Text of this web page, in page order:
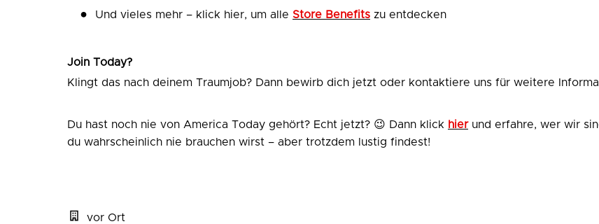
Und vieles mehr – klick hier, um alle Store Benefits zu entdecken
Join Today?
Klingt das nach deinem Traumjob? Dann bewirb dich jetzt oder kontaktiere uns für weitere
Du hast noch nie von America Today gehört? Echt jetzt? 😉 Dann klick hierund erfahre, wer wir
du wahrscheinlich nie brauchen wirst – aber trotzdem lustig findest!
vor Ort